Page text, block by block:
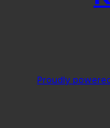
Proudly